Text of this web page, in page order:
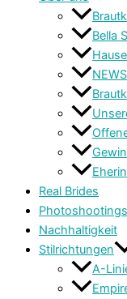
Bella
Real Brides
Photoshootings
Nachhaltigkeit
Stilrichtungen
A-